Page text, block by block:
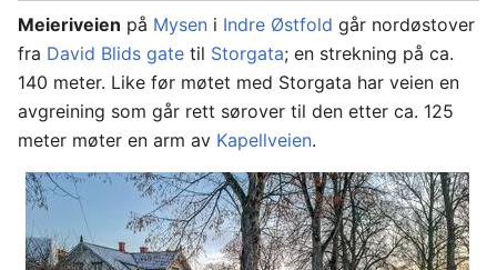
Meieriveien på Mysen i Indre Østfold går nordøstover
fra David Blids gate til Storgata; en strekning på ca.
140 meter. Like før møtet med Storgata har veien en
avgreining som går rett sørover til den etter ca. 125
meter møter en arm av Kapellveien.